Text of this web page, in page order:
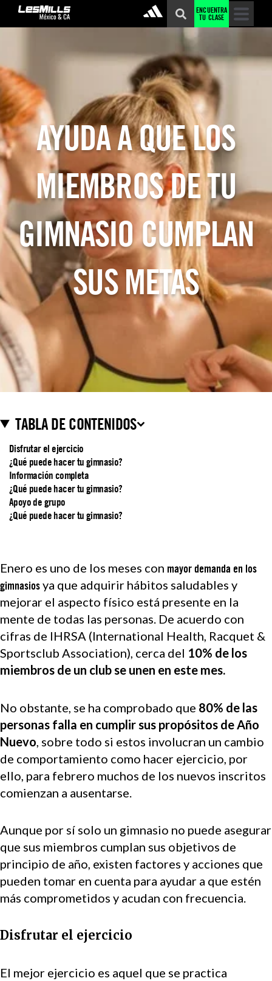
ENCUENTRA
TU CLASE
AYUDA A QUE LOS
MIEMBROS DE TU
GIMNASIO CUMPLAN
SUS METAS
TABLA DE CONTENIDOS
Disfrutar el ejercicio
¿Qué puede hacer tu gimnasio?
Información completa
¿Qué puede hacer tu gimnasio?
Apoyo de grupo
¿Qué puede hacer tu gimnasio?
Enero es uno de los meses con mayor demanda en los
gimnasiosya que adquirir hábitos saludables y
mejorar el aspecto físico está presente en la
mente de todas las personas. De acuerdo con
cifras de IHRSA (International Health, Racquet &
Sportsclub Association), cerca del 10% de los
miembros de un club se unen en este mes.
No obstante, se ha comprobado que 80% de las
personas falla en cumplir sus propósitos de Año
Nuevo , sobre todo si estos involucran un cambio
de comportamiento como hacer ejercicio, por
ello, para febrero muchos de los nuevos inscritos
comienzan a ausentarse.
Aunque por sí solo un gimnasio no puede asegurar
que sus miembros cumplan sus objetivos de
principio de año, existen factores y acciones que
pueden tomar en cuenta para ayudar a que estén
más comprometidos y acudan con frecuencia.
Disfrutar el ejercicio
El mejor ejercicio es aquel que se practica